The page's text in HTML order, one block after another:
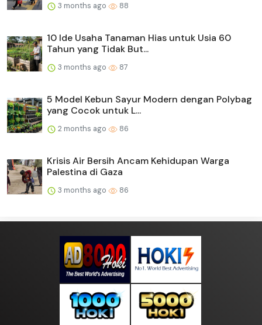
3 months ago 88
10 Ide Usaha Tanaman Hias untuk Usia 60
Tahun yang Tidak But...
3 months ago 87
5 Model Kebun Sayur Modern dengan Polybag
yang Cocok untuk L...
2 months ago 86
Krisis Air Bersih Ancam Kehidupan Warga
Palestina di Gaza
3 months ago 86